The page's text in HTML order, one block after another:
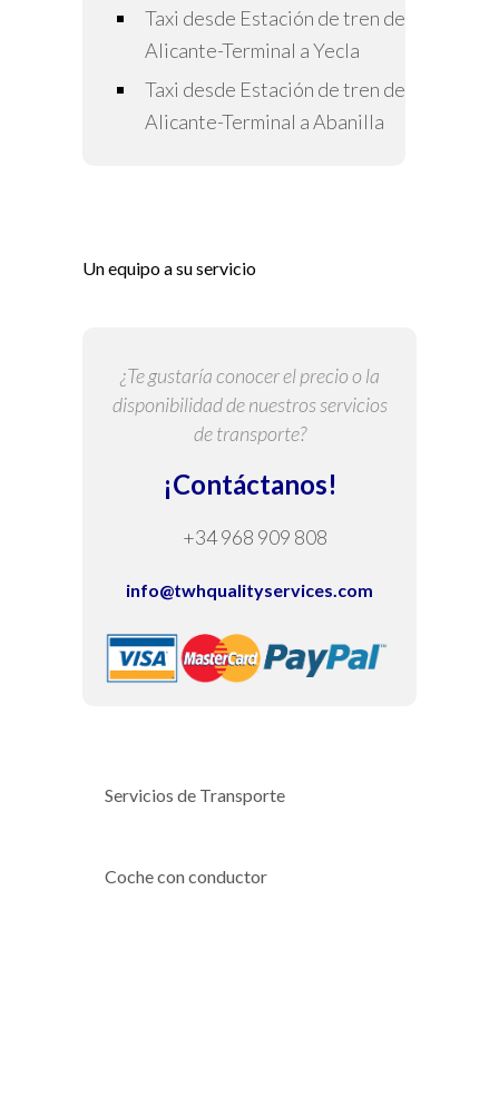
Taxi desde Estación de tren de
Alicante-Terminal a Yecla
Taxi desde Estación de tren de
Alicante-Terminal a Abanilla
Un equipo a su servicio
¿Te gustaría conocer el precio o la
disponibilidad de nuestros servicios
de transporte?
¡Contáctanos!
+34 968 909 808
info@twhqualityservices.com
Servicios de Transporte
Coche con conductor